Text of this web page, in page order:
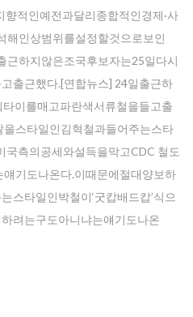
적인예전과달리종합적인경제·사
해인상범위를설정할것으로보인
근하지않은조국후보자는25일다시
출근했다.[연합뉴스] 24일출근하
이를매고파란색서류철을들고출
스타일인김혁철과들어주는스타
국측의공세와설득을막고CDC 철도
기도나온다.이때문에절대양보하
스타일인박철이‘굿캅배드캅’식으
려는구도아니냐는얘기도나온